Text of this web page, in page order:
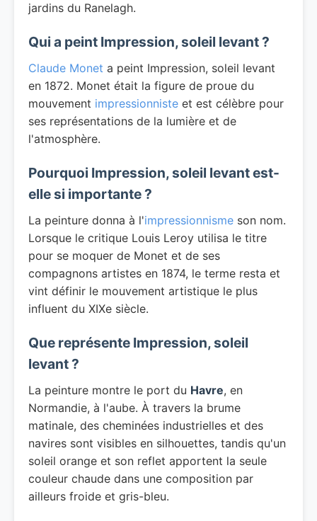
jardins du Ranelagh.
Qui a peint Impression, soleil levant ?
Claude Monet a peint Impression, soleil levant
en 1872. Monet était la figure de proue du
mouvement impressionniste et est célèbre pour
ses représentations de la lumière et de
l'atmosphère.
Pourquoi Impression, soleil levant est-
elle si importante ?
La peinture donna à l'impressionnisme son nom.
Lorsque le critique Louis Leroy utilisa le titre
pour se moquer de Monet et de ses
compagnons artistes en 1874, le terme resta et
vint définir le mouvement artistique le plus
influent du XIXe siècle.
Que représente Impression, soleil
levant ?
La peinture montre le port du Havre, en
Normandie, à l'aube. À travers la brume
matinale, des cheminées industrielles et des
navires sont visibles en silhouettes, tandis qu'un
soleil orange et son reflet apportent la seule
couleur chaude dans une composition par
ailleurs froide et gris-bleu.